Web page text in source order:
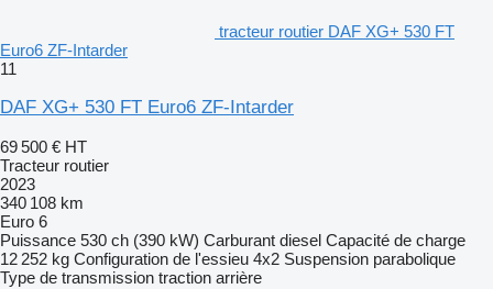
tracteur routier DAF XG+ 530 FT
Euro6 ZF-Intarder
11
DAF XG+ 530 FT Euro6 ZF-Intarder
69 500 € HT
Tracteur routier
2023
340 108 km
Euro 6
Puissance 530 ch (390 kW) Carburant diesel Capacité de charge
12 252 kg Configuration de l'essieu 4x2 Suspension parabolique
Type de transmission traction arrière